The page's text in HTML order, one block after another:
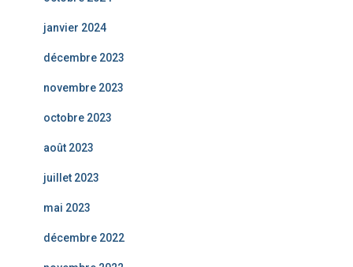
janvier 2024
décembre 2023
novembre 2023
octobre 2023
août 2023
juillet 2023
mai 2023
décembre 2022